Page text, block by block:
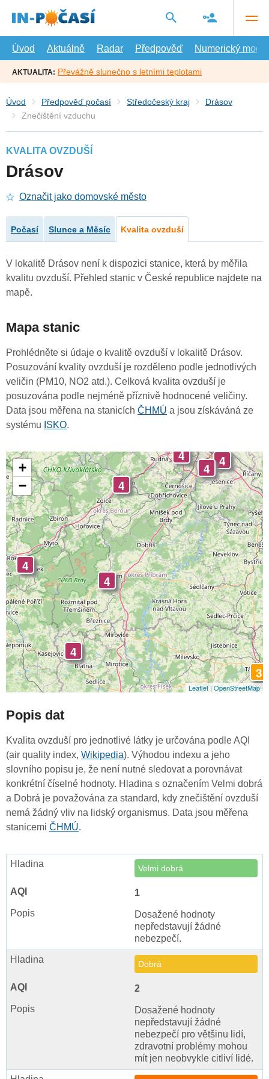
hlavní
Úvod
Aktuálně Radar Předpověď Numerický model
AKTUALITA: Převážně slunečno s letními teplotami
Úvod Předpověď počasí Středočeský kraj
Drásov
Znečištění vzduchu
KVALITA OVZDUŠÍ
Drásov
Označit jako domovské město
Počasí Slunce a Měsíc Kvalita ovzduší
V lokalitě Drásov není k dispozici stanice, která by měřila
kvalitu ovzduší. Přehled stanic v České republice najdete na
mapě.
Mapa stanic
Prohlédněte si údaje o kvalitě ovzduší v lokalitě Drásov.
Posuzování kvality ovzduší je rozděleno podle jednotlivých
veličin (PM10, NO2 atd.). Celková kvalita ovzduší je
posuzována podle nejméně příznivě hodnocené veličiny.
Data jsou měřena na stanicích ČHMÚ a jsou získáváná ze
systému ISKO.
3
4
4
4 4
4
4
4
+
−
Leaflet | OpenStreetMap
Popis dat
Kvalita ovzduší pro jednotlivé látky je určována podle AQI
(air quality index, Wikipedia). Výhodou indexu a jeho
slovního popisu je, že není nutné sledovat a porovnávat
konkrétní číselné hodnoty. Hladina s označením Velmi dobrá
a Dobrá je považována za standard, kdy znečištění ovzduší
nemá žádný vliv na lidský organismus. Data jsou měřena
stanicemi ČHMÚ.
Velmi dobrá
1
Dosažené hodnoty
nepředstavují žádné
nebezpečí.
Dobrá
2
Dosažené hodnoty
nepředstavují žádné
nebezpečí pro většinu lidí,
zdravotní problémy mohou
mít jen neobvykle citliví lidé.